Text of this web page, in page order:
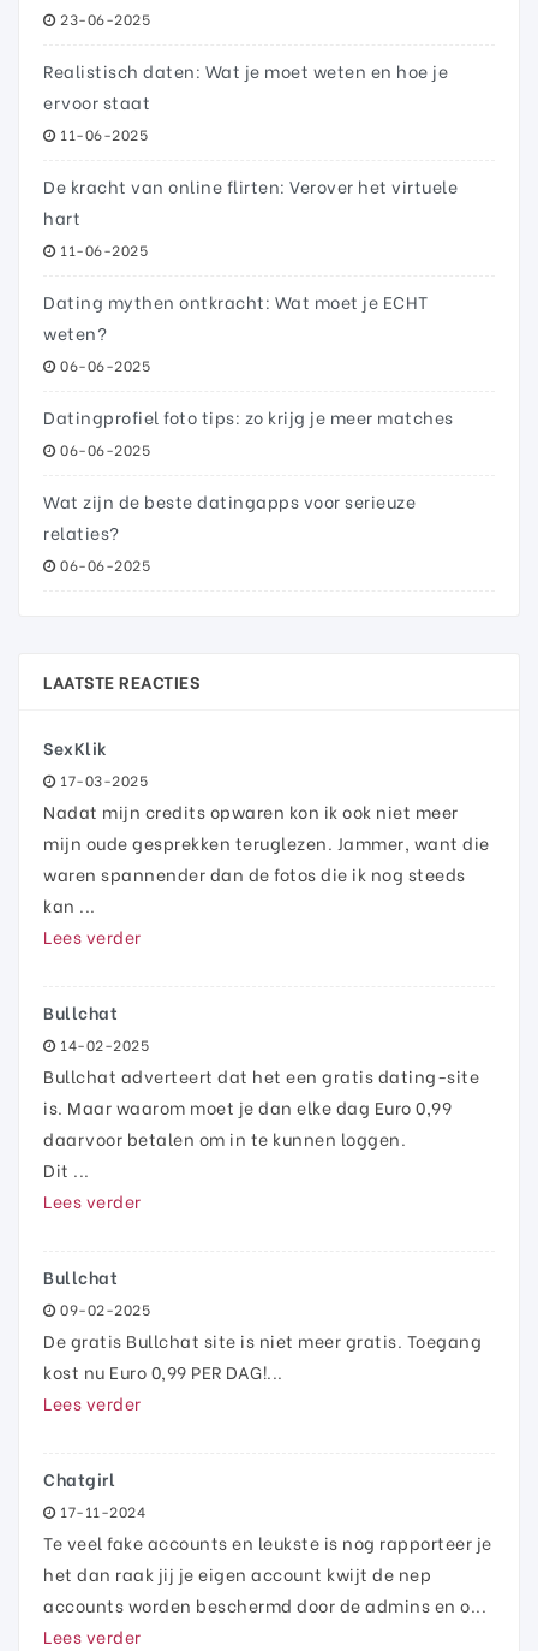
23-06-2025
Realistisch daten: Wat je moet weten en hoe je
ervoor staat
11-06-2025
De kracht van online flirten: Verover het virtuele
hart
11-06-2025
Dating mythen ontkracht: Wat moet je ECHT
weten?
06-06-2025
Datingprofiel foto tips: zo krijg je meer matches
06-06-2025
Wat zijn de beste datingapps voor serieuze
relaties?
06-06-2025
LAATSTE REACTIES
SexKlik
17-03-2025
Nadat mijn credits opwaren kon ik ook niet meer
mijn oude gesprekken teruglezen. Jammer, want die
waren spannender dan de fotos die ik nog steeds
kan ...
Lees verder
Bullchat
14-02-2025
Bullchat adverteert dat het een gratis dating-site
is. Maar waarom moet je dan elke dag Euro 0,99
daarvoor betalen om in te kunnen loggen.
Dit ...
Lees verder
Bullchat
09-02-2025
De gratis Bullchat site is niet meer gratis. Toegang
kost nu Euro 0,99 PER DAG!...
Lees verder
Chatgirl
17-11-2024
Te veel fake accounts en leukste is nog rapporteer je
het dan raak jij je eigen account kwijt de nep
accounts worden beschermd door de admins en o...
Lees verder